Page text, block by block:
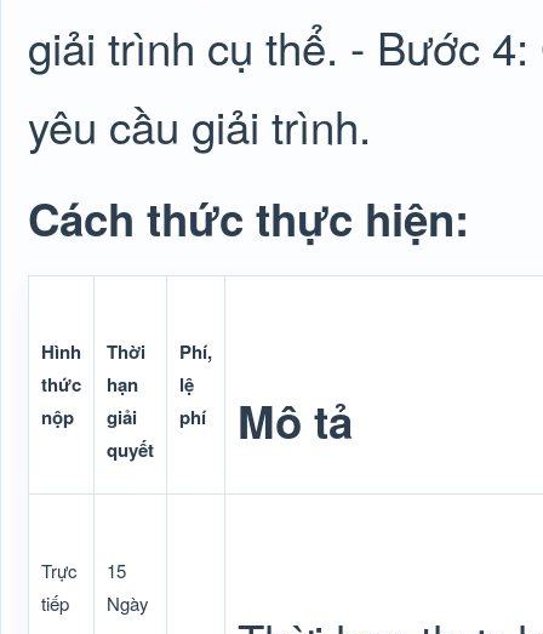
giải trình cụ thể. - Bước
yêu cầu giải trình.
Cách thức thực hiện:
Hình
thức
nộp
Thời
hạn
giải
quyết
Phí,
lệ
phí
Mô tả
Trực
tiếp
15
Ngày